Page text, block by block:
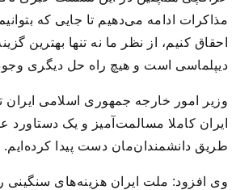
مذاکرات ادامه می‌دهیم تا جایی که
احقاق کنیم، از نظر ما نه تنها بهترین
دیپلماسی است و هیچ راه حل دیگری وجود
وزیر امور خارجه جمهوری اسلامی ایران
ایران کاملا مسالمت‌آمیز و یک
طریق دانشمندان‌مان دست پیدا کرده‌ایم.
وی افزود: ملت ایران هزینه‌های سنگینی